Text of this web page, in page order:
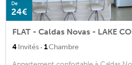
De
24€
FLAT - Caldas Novas - LAKE
4Invités · 1Chambre